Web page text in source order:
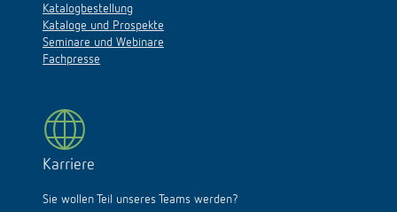
Katalogbestellung
Kataloge und Prospekte
Seminare und Webinare
Fachpresse
Karriere
Sie wollen Teil unseres Teams werden?